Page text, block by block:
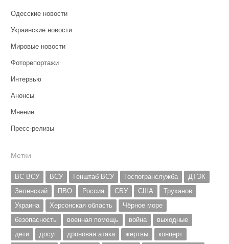
Одесские новости
Украинские новости
Мировые новости
Фоторепортажи
Интервью
Анонсы
Мнение
Пресс-релизы
Метки
ВС ВСУ ВСУ Генштаб ВСУ Госпогранслужба
ДТЭК
Зеленский
ПВО Россия СБУ США
Труханов
Украина
Херсонская область
Чёрное море
безопасность
военная помощь война
выходные
дети
досуг дроновая атака жертвы
концерт